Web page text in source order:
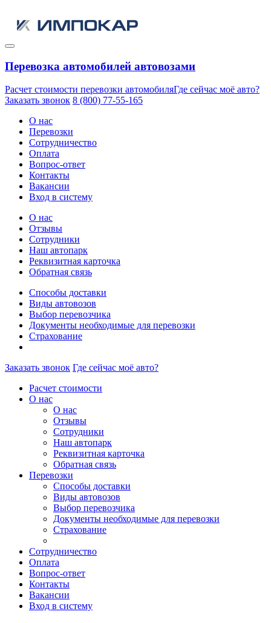
Перевозка автомобилей автовозами
Расчет стоимости перевозки автомобиляГде сейчас моё авто?
Заказать звонок 8 (800) 77-55-165
О нас
Перевозки
Сотрудничество
Оплата
Вопрос-ответ
Контакты
Вакансии
Вход в систему
О нас
Отзывы
Сотрудники
Наш автопарк
Реквизитная карточка
Обратная связь
Способы доставки
Виды автовозов
Выбор перевозчика
Документы необходимые для перевозки
Страхование
Заказать звонок Где сейчас моё авто?
Расчет стоимости
О нас
О нас
Отзывы
Сотрудники
Наш автопарк
Реквизитная карточка
Обратная связь
Перевозки
Способы доставки
Виды автовозов
Выбор перевозчика
Документы необходимые для перевозки
Страхование
Сотрудничество
Оплата
Вопрос-ответ
Контакты
Вакансии
Вход в систему